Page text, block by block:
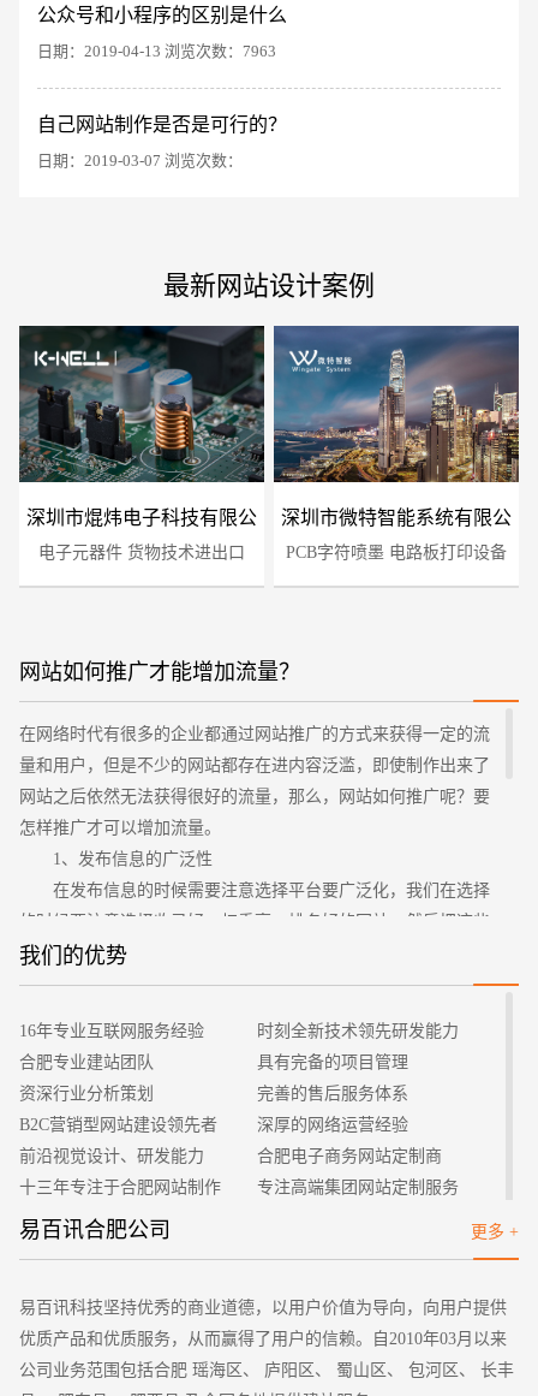
公众号和小程序的区别是什么
日期：2019-04-13 浏览次数：7963
自己网站制作是否是可行的？
日期：2019-03-07 浏览次数：
最新网站设计案例
深圳市焜炜电子科技有限公
司
电子元器件 货物技术进出口
深圳市微特智能系统有限公
司
PCB字符喷墨 电路板打印设备
网站如何推广才能增加流量？
在网络时代有很多的企业都通过网站推广的方式来获得一定的流
量和用户，但是不少的网站都存在进内容泛滥，即使制作出来了
网站之后依然无法获得很好的流量，那么，网站如何推广呢？要
怎样推广才可以增加流量。
1、发布信息的广泛性
在发布信息的时候需要注意选择平台要广泛化，我们在选择
的时候要注意选择收录好、权重高、排名好的网站，然后把这些
平台都记录在我们日常工作的文档上，比如有不少的B2B平台，
都是年代久远，成立了很长的时间，权重也是非常高的，然后在
搜索引擎已经收录的标题的相似性太高，如果相似度太高的话要
先修改一下。
3、选择分类信息网站发布
现在互联网中出现了很多的分类信息网站，因此我们在选择
网站发布的时候可以选择分类信息网站，我们需要根据自己的核
心关键词以及需要营销推广的产品或者服务来决定。Seo还需要
我们的优势
16年专业互联网服务经验
合肥专业建站团队
资深行业分析策划
B2C营销型网站建设领先者
前沿视觉设计、研发能力
十三年专注于合肥网站制作
客户的满意是我们唯一的宗旨
时刻全新技术领先研发能力
具有完备的项目管理
完善的售后服务体系
深厚的网络运营经验
合肥电子商务网站定制商
专注高端集团网站定制服务
更多 +
易百讯合肥公司
易百讯科技坚持优秀的商业道德，以用户价值为导向，向用户提供
优质产品和优质服务，从而赢得了用户的信赖。自2010年03月以来
公司业务范围包括合肥 瑶海区、 庐阳区、 蜀山区、 包河区、 长丰
您的预算 1万-3万 3万-5万 5万-8万